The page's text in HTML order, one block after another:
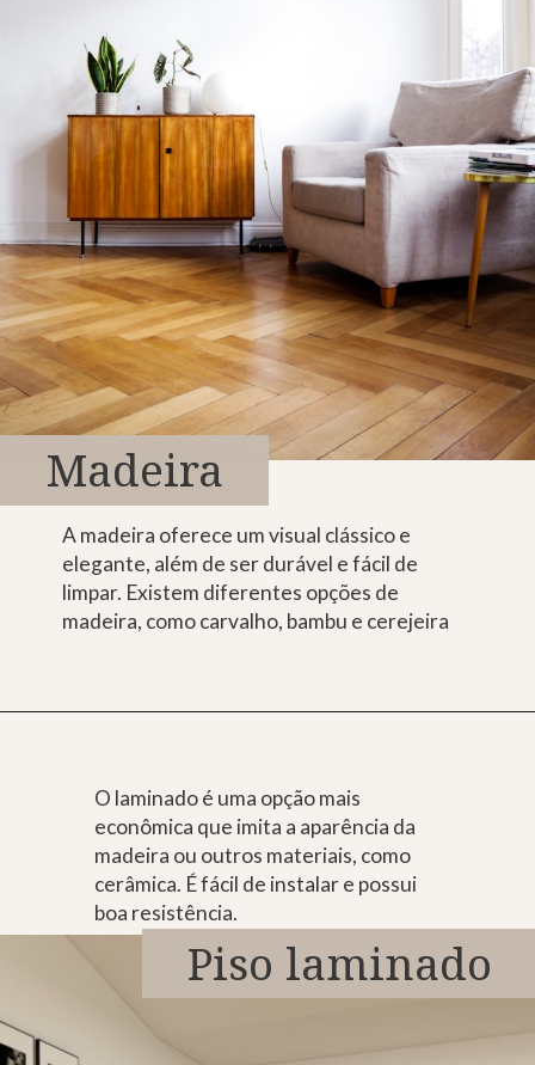
Madeira
A madeira oferece um visual clássico e
elegante, além de ser durável e fácil de
limpar. Existem diferentes opções de
madeira, como carvalho, bambu e cerejeira
O laminado é uma opção mais
econômica que imita a aparência da
madeira ou outros materiais, como
cerâmica. É fácil de instalar e possui
boa resistência.
Piso laminado